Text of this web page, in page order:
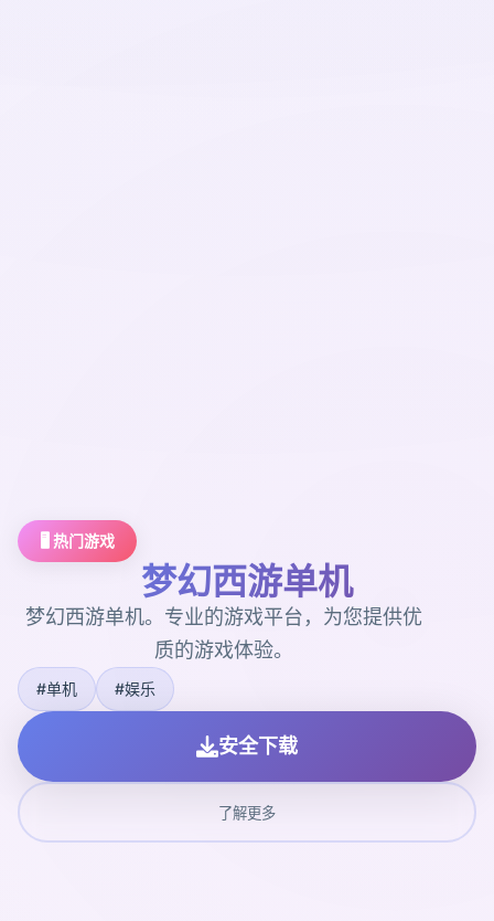
🖥️ 热门游戏
梦幻西游单机
梦幻西游单机。专业的游戏平台，为您提供优
质的游戏体验。
#单机 #娱乐
安全下载
了解更多